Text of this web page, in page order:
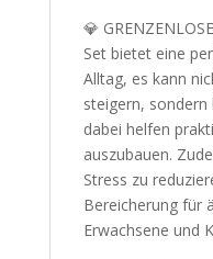
💎
Set bietet eine
Alltag, es kann
steigern,
dabei helfen
auszubauen.
Stress zu
Bereicherung für
Erwachsene und